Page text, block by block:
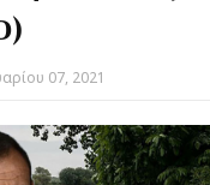
07, 2021